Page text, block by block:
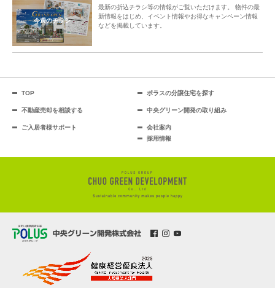
今週のチラシ
最新の折込チラシ等の情報がご覧いただけます。 物件の最
新情報をはじめ、イベント情報やお得なキャンペーン情報
などを掲載しています。
TOP ポラスの分譲住宅を探す
不動産売却を相談する 中央グリーン開発の取り組み
ご入居者様サポート
会社案内
採用情報